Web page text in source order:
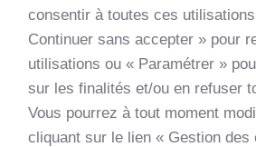
Apprendre et me former
Inscrivez-vous à notre
consentir à toutes ces
Continuer sans accepter » pour
utilisations ou « Paramétrer »
sur les finalités et/ou en refuser
Vous pourrez à tout moment
cliquant sur le lien « Gestion des